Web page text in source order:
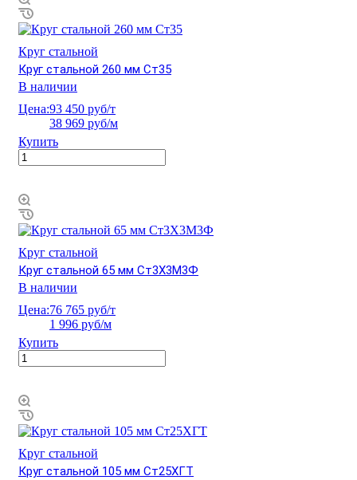
Круг стальной
Круг стальной 260 мм Ст35
В наличии
Цена:93 450 руб/т
38 969 руб/м
Купить
Круг стальной
Круг стальной 65 мм Ст3Х3М3Ф
В наличии
Цена:76 765 руб/т
1 996 руб/м
Купить
Круг стальной
Круг стальной 105 мм Ст25ХГТ